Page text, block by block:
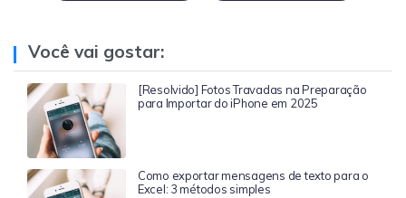
Você vai gostar:
[Resolvido] Fotos Travadas na Preparação
para Importar do iPhone em 2025
Como exportar mensagens de texto para o
Excel: 3 métodos simples